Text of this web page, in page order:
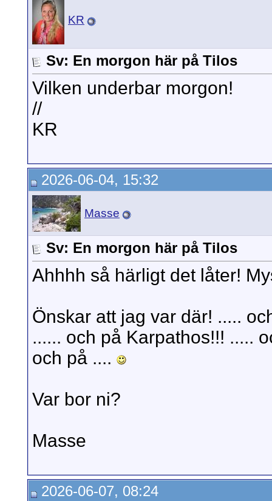
KR
Sv: En morgon här på Tilos
Vilken underbar morgon!
//
KR
2026-06-04, 15:32
Masse
Sv: En morgon här på Tilos
Ahhhh så härligt det låter!
Önskar att jag var där! .....
...... och på Karpathos!!! .....
och på ....
Var bor ni?
Masse
2026-06-07, 08:24